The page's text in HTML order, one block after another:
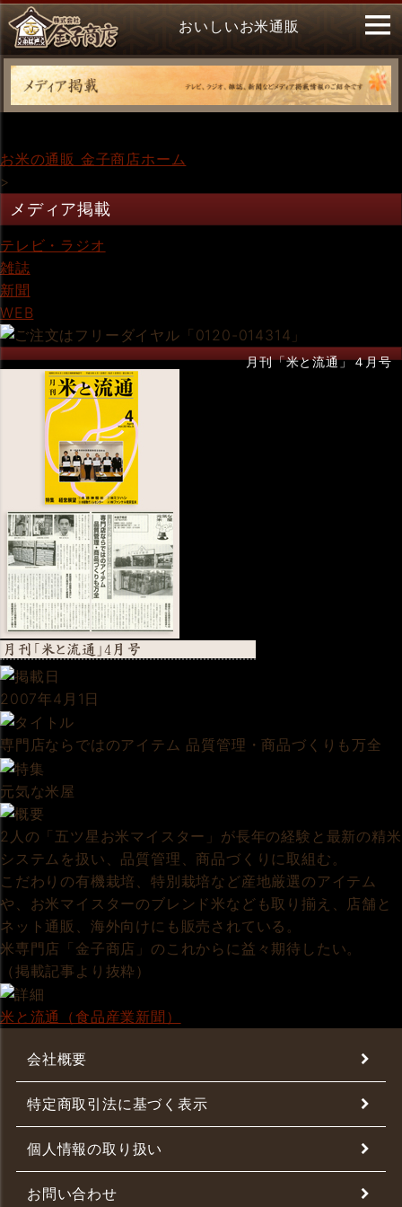
おいしいお米通販
お米の通販 金子商店ホーム
>
メディア掲載
テレビ・ラジオ
雑誌
新聞
WEB
月刊「米と流通」４月号
2007年4月1日
専門店ならではのアイテム 品質管理・商品づくりも万全
元気な米屋
2人の「五ツ星お米マイスター」が長年の経験と最新の精米
システムを扱い、品質管理、商品づくりに取組む。
こだわりの有機栽培、特別栽培など産地厳選のアイテム
や、お米マイスターのブレンド米なども取り揃え、店舗と
ネット通販、海外向けにも販売されている。
米専門店「金子商店」のこれからに益々期待したい。
（掲載記事より抜粋）
米と流通（食品産業新聞）
会社概要
特定商取引法に基づく表示
個人情報の取り扱い
お問い合わせ